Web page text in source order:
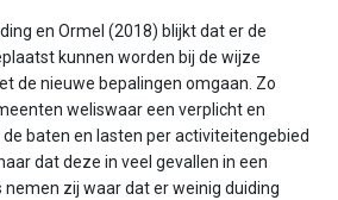
en Ormel (2018) blijkt dat er de
kunnen worden bij de wijze
de nieuwe bepalingen omgaan. Zo
weliswaar een verplicht en
baten en lasten per activiteitengebied
dat deze in veel gevallen in een
nemen zij waar dat er weinig duiding